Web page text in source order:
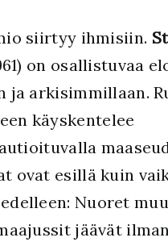
siirtyy ihmisiin.
on osallistuvaa
ja arkisimmillaan.
käyskentelee
ovat esillä kuin
Nuoret
jäävät